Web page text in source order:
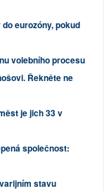
eurozóny, pokud
volebního procesu
Řekněte ne
je jich 33 v
společnost:
stavu